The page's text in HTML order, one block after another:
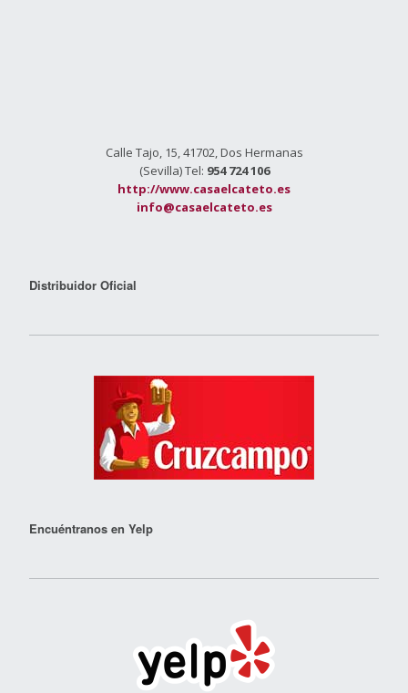
Calle Tajo, 15, 41702, Dos Hermanas
(Sevilla) Tel: 954 724 106
http://www.casaelcateto.es
info@casaelcateto.es
Distribuidor Oficial
Encuéntranos en Yelp